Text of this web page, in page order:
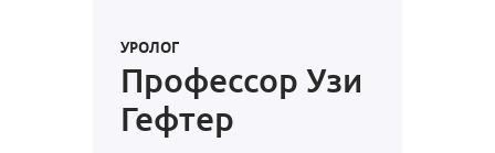
УРОЛОГ
Профессор Узи
Гефтер